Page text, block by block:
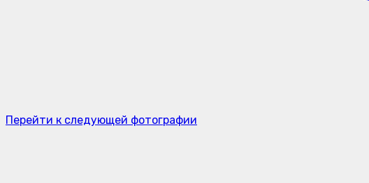
Перейти к следующей фотографии